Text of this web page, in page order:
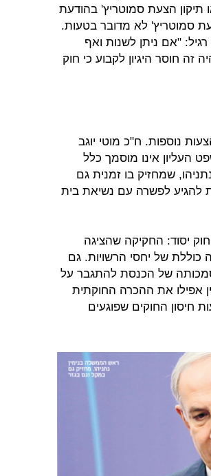
תיקון הצעת סמוטריץ' בהודעת
סמוטריץ' לא מדובר בטעות.
"אם ניתן לשנות ואף
זה חוסר היגיון לקבוע כי חוק
נוספות. ח"כ מוטי יוגב
המשפט העליון אינו מוסמך כלל
שמחזיק בו זמנית גם
להגיע לפשרה עם נשיאת בית
יסוד: החקיקה שהציגה
של יחסי הרשויות. גם
של הכנסת להתגבר על
אין אפילו את ההכרה החוקתית
החוקים שפוגעים